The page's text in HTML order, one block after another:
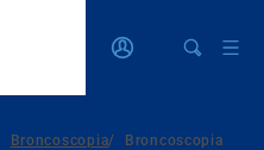
Broncoscopia/ Broncoscopia